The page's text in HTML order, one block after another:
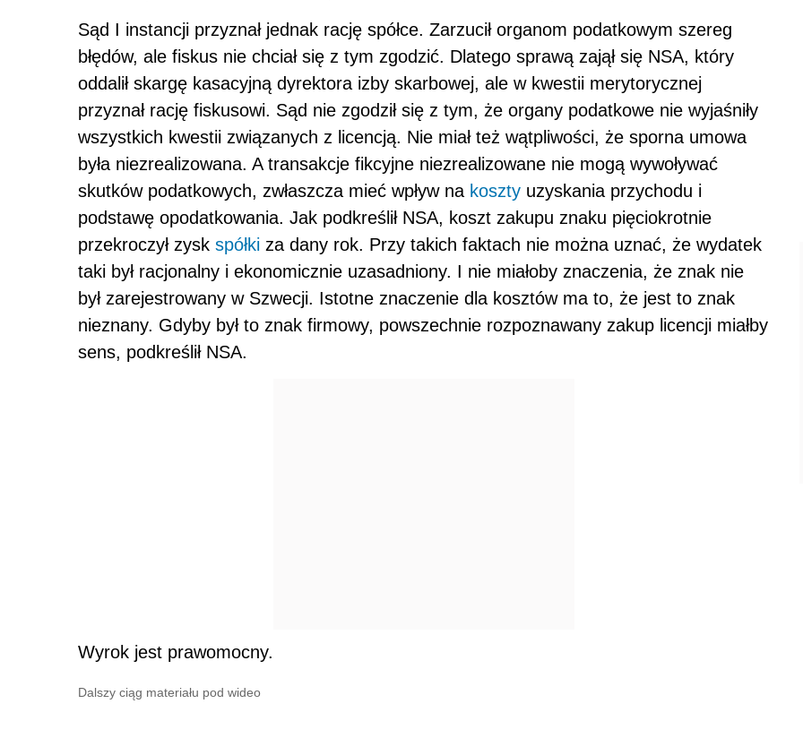
Sąd I instancji przyznał jednak rację spółce. Zarzucił organom podatkowym szereg
błędów, ale fiskus nie chciał się z tym zgodzić. Dlatego sprawą zajął się NSA, który
oddalił skargę kasacyjną dyrektora izby skarbowej, ale w kwestii merytorycznej
przyznał rację fiskusowi. Sąd nie zgodził się z tym, że organy podatkowe nie wyjaśniły
wszystkich kwestii związanych z licencją. Nie miał też wątpliwości, że sporna umowa
była niezrealizowana. A transakcje fikcyjne niezrealizowane nie mogą wywoływać
skutków podatkowych, zwłaszcza mieć wpływ na koszty uzyskania przychodu i
podstawę opodatkowania. Jak podkreślił NSA, koszt zakupu znaku pięciokrotnie
przekroczył zysk spółki za dany rok. Przy takich faktach nie można uznać, że wydatek
taki był racjonalny i ekonomicznie uzasadniony. I nie miałoby znaczenia, że znak nie
był zarejestrowany w Szwecji. Istotne znaczenie dla kosztów ma to, że jest to znak
nieznany. Gdyby był to znak firmowy, powszechnie rozpoznawany zakup licencji miałby
sens, podkreślił NSA.
Wyrok jest prawomocny.
Dalszy ciąg materiału pod wideo